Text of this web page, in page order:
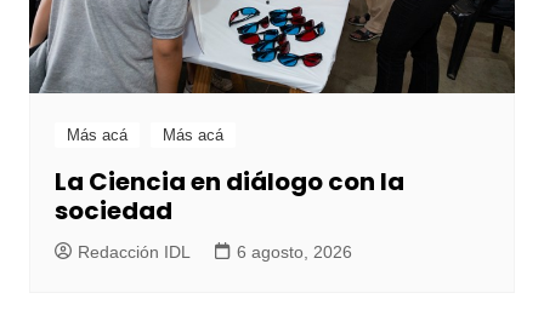
Más acá Más acá
La Ciencia en diálogo con la
sociedad
Redacción IDL 6 agosto, 2026